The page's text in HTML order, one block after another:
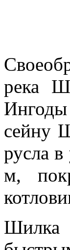
река
Ингоды
сейну
русла
м,
Шилка